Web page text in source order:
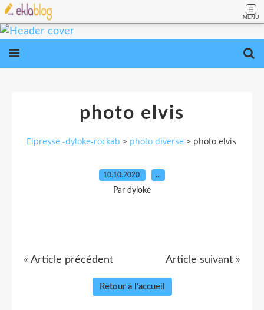
MENU
photo elvis
Elpresse -dyloke-rockab > photo diverse > photo elvis
10.10.2020 …
Par dyloke
« Article précédent Article suivant »
Retour à l'accueil